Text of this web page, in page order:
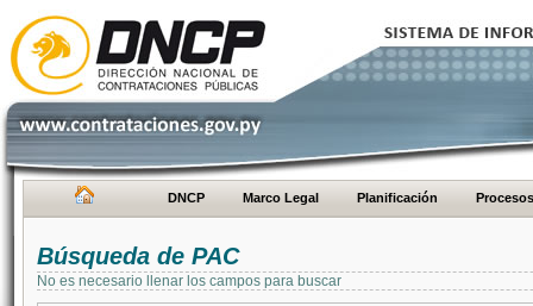
DNCP Marco Legal Planificación Procesos
Búsqueda de PAC
No es necesario llenar los campos para buscar